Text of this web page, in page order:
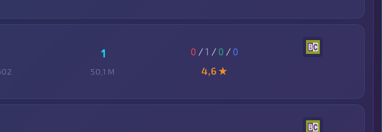
1
50,1 M
0 /1 / 0 /0
4,6 ★